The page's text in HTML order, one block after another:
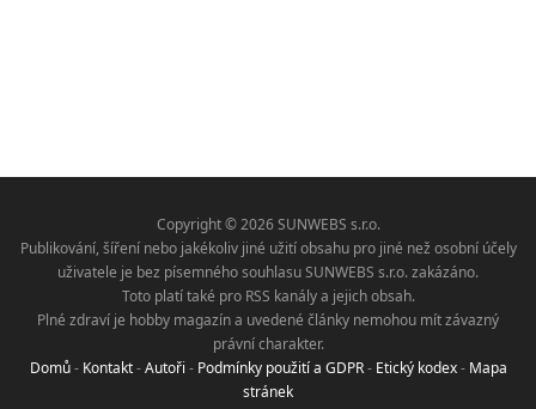
Copyright © 2026 SUNWEBS s.r.o.
Publikování, šíření nebo jakékoliv jiné užití obsahu pro jiné než osobní účely
uživatele je bez písemného souhlasu SUNWEBS s.r.o. zakázáno.
Toto platí také pro RSS kanály a jejich obsah.
Plné zdraví je hobby magazín a uvedené články nemohou mít závazný
právní charakter.
Domů- Kontakt-Autoři - Podmínky použití a GDPR- Etický kodex- Mapa
stránek